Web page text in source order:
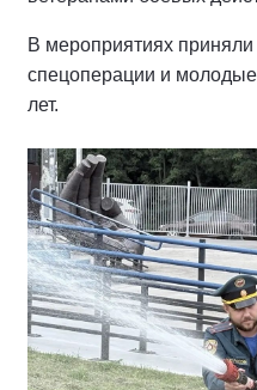
В мероприятиях приняли
спецоперации и
лет.